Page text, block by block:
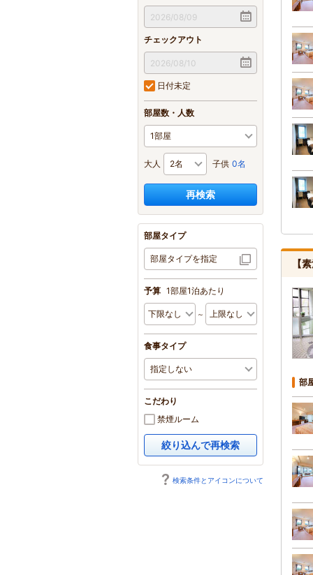
チェックアウト
日付未定
部屋数・人数
大人 子供 0名
再検索
部屋タイプ
部屋タイプを指定
予算 1部屋1泊あたり
～
食事タイプ
こだわり
禁煙ルーム
絞り込んで再検索
検索条件とアイコンについて
【
部